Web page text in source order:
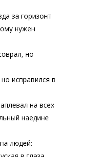
за горизонт
нужен
но
исправился в
на всех
наедине
людей: